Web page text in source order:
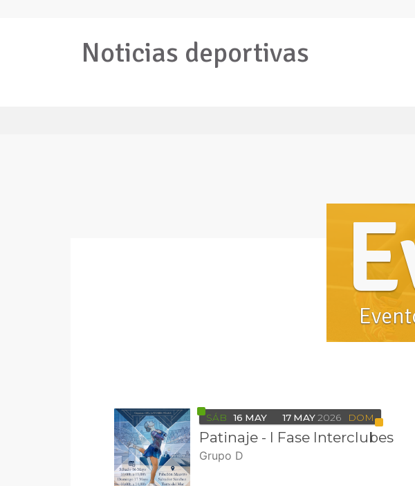
Noticias deportivas
SÁB 16 MAY 17 MAY 2026 DOM
Patinaje - I Fase Interclubes
Grupo D